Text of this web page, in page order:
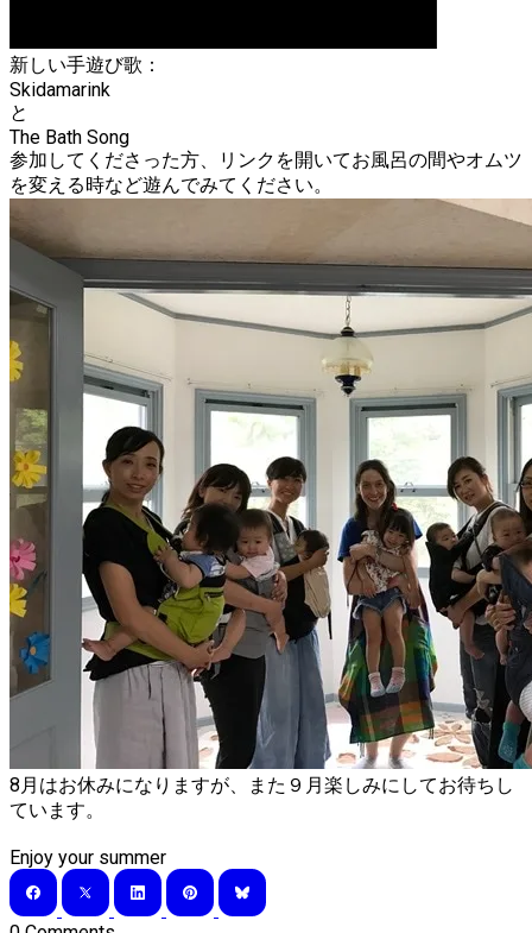
新しい手遊び歌：
Skidamarink
と
The Bath Song
参加してくださった方、リンクを開いてお風呂の間やオムツ
を変える時など遊んでみてください。
8月はお休みになりますが、また９月楽しみにしてお待ちし
ています。
​Enjoy your summer